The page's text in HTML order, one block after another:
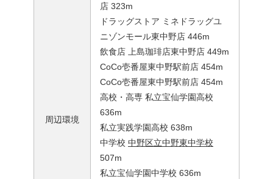
周辺環境
店 323m
ドラッグストア ミネドラッグユ
ニゾンモール東中野店 446m
飲食店 上島珈琲店東中野店 449m
CoCo壱番屋東中野駅前店 454m
CoCo壱番屋東中野駅前店 454m
高校・高専 私立宝仙学園高校
636m
私立実践学園高校 638m
中学校 中野区立中野東中学校
507m
私立宝仙学園中学校 636m